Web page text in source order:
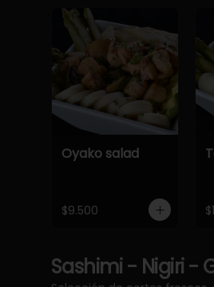
Oyako salad
$9.500
Sashimi - Nigiri -